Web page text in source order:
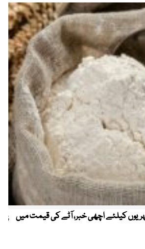
کیلئے اچھی خبر، آٹے کی قیمت میں